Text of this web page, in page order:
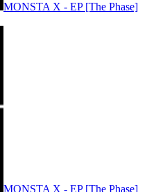
MONSTA X - EP [The Phase]
MONSTA X - EP [The Phase]